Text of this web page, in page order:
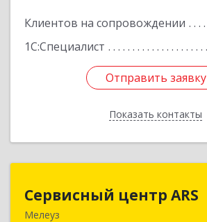
Клиентов на сопровождении
1С:Специалист
Отправить заявку
Показать контакты
Отправить заявку
Назад
Сервисный центр ARS
Мелеуз